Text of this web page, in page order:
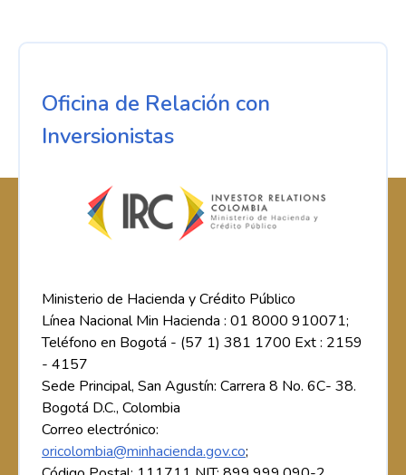
Oficina de Relación con
Inversionistas
Ministerio de Hacienda y Crédito Público
Línea Nacional Min Hacienda : 01 8000 910071;
Teléfono en Bogotá - (57 1) 381 1700 Ext : 2159
- 4157
Sede Principal, San Agustín: Carrera 8 No. 6C- 38.
Bogotá D.C., Colombia
Correo electrónico:
oricolombia@minhacienda.gov.co;